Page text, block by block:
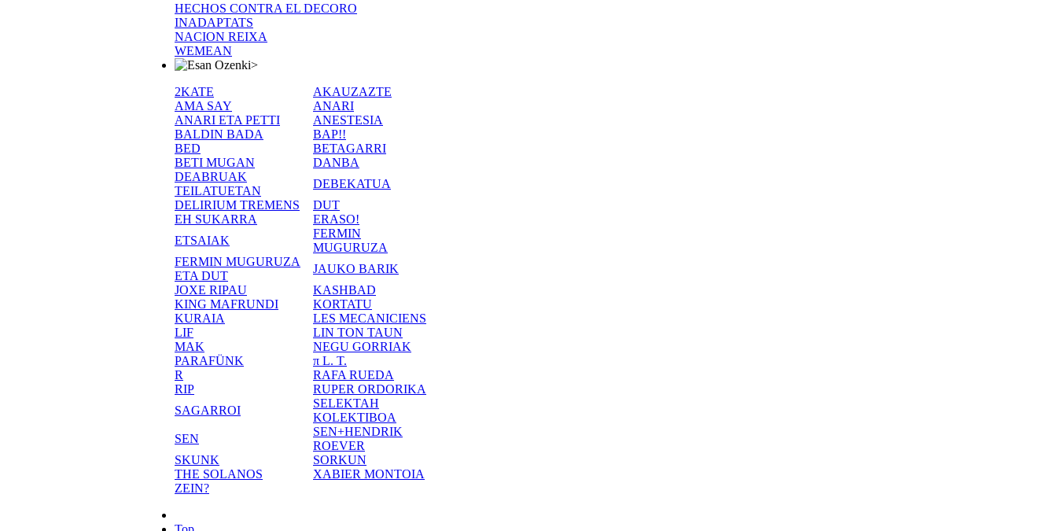
HECHOS CONTRA EL DECORO
INADAPTATS
NACION REIXA
WEMEAN
>
2KATE
AKAUZAZTE
AMA SAY
ANARI
ANARI ETA PETTI
ANESTESIA
BALDIN BADA
BAP!!
BED
BETAGARRI
BETI MUGAN
DANBA
DEABRUAK
TEILATUETAN
DEBEKATUA
DELIRIUM TREMENS
DUT
EH SUKARRA
ERASO!
ETSAIAK
FERMIN
MUGURUZA
FERMIN MUGURUZA
ETA DUT
JAUKO BARIK
JOXE RIPAU
KASHBAD
KING MAFRUNDI
KORTATU
KURAIA
LES MECANICIENS
LIF
LIN TON TAUN
MAK
NEGU GORRIAK
PARAFÜNK
π L. T.
R
RAFA RUEDA
RIP
RUPER ORDORIKA
SAGARROI
SELEKTAH
KOLEKTIBOA
SEN
SEN+HENDRIK
ROEVER
SKUNK
SORKUN
THE SOLANOS
XABIER MONTOIA
ZEIN?